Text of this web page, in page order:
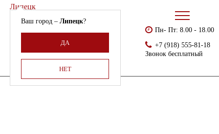
Липецк
Ваш город –Липецк?
ДА
НЕТ
Армения, Молдавия,
Пн- Пт: 8.00 - 18.00
+7 (918) 555-81-18
Звонок бесплатный
Перчатки болоньевые с ПВХ покрытием ЛЮКС